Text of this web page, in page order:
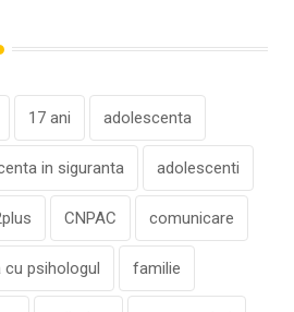
17 ani adolescenta
in siguranta adolescenti
CNPAC comunicare
cu psihologul familie